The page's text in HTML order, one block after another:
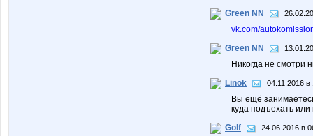
Green NN
vk.com/
Green NN
Никогда не смотри
Linok
04.11.2016 в
Вы ещё
куда подъехать или
Golf
24.06.2016 в